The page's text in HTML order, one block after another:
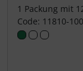
1 Packung mit
Code: 11810-